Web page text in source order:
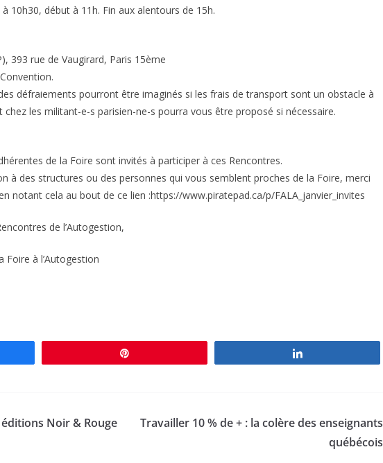
10h30, début à 11h. Fin aux alentours de 15h.
393 rue de Vaugirard, Paris 15ème
défraiements pourront être imaginés si les frais de transport sont un obstacle à
les militant-e-s parisien-ne-s pourra vous être proposé si nécessaire.
de la Foire sont invités à participer à ces Rencontres.
à des structures ou des personnes qui vous semblent proches de la Foire, merci
notant cela au bout de ce lien :https://www.piratepad.ca/p/FALA_janvier_invites
de l’Autogestion,
Foire à l’Autogestion
Noir & Rouge
Travailler 10 % de + : la colère des enseignants
québécois